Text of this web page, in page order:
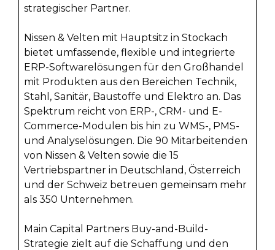
strategischer Partner.
Nissen & Velten mit Hauptsitz in Stockach
bietet umfassende, flexible und integrierte
ERP-Softwarelösungen für den Großhandel
mit Produkten aus den Bereichen Technik,
Stahl, Sanitär, Baustoffe und Elektro an. Das
Spektrum reicht von ERP-, CRM- und E-
Commerce-Modulen bis hin zu WMS-, PMS-
und Analyselösungen. Die 90 Mitarbeitenden
von Nissen & Velten sowie die 15
Vertriebspartner in Deutschland, Österreich
und der Schweiz betreuen gemeinsam mehr
als 350 Unternehmen.
Main Capital Partners Buy-and-Build-
Strategie zielt auf die Schaffung und den